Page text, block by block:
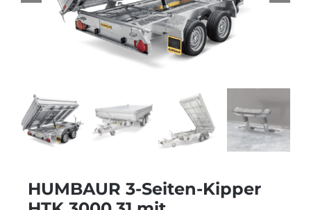
HUMBAUR 3-Seiten-Kipper